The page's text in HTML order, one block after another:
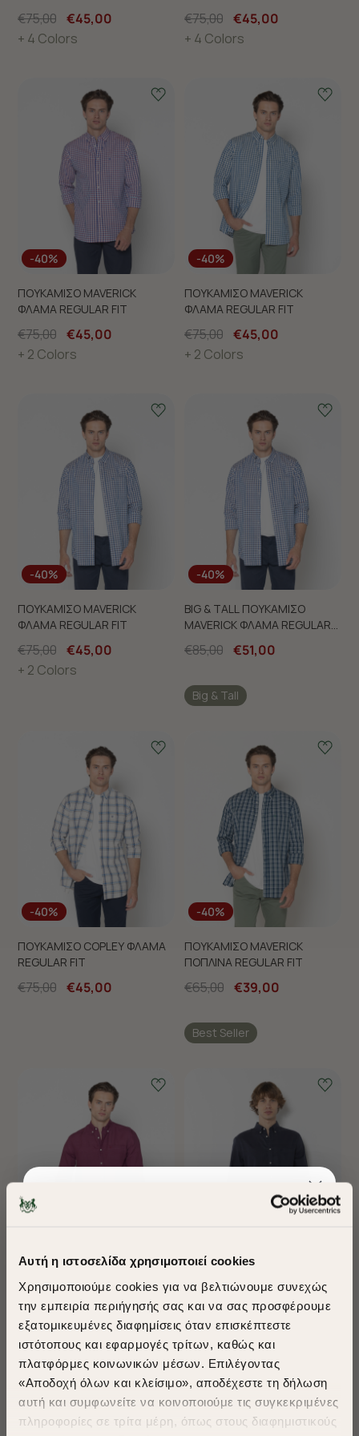
Αυτή η ιστοσελίδα χρησιμοποιεί cookies
Χρησιμοποιούμε cookies για να βελτιώνουμε συνεχώς
την εμπειρία περιήγησής σας και να σας προσφέρουμε
εξατομικευμένες διαφημίσεις όταν επισκέπτεστε
ιστότοπους και εφαρμογές τρίτων, καθώς και
πλατφόρμες κοινωνικών μέσων. Επιλέγοντας
«Αποδοχή όλων και κλείσιμο», αποδέχεστε τη δήλωση
αυτή και συμφωνείτε να κοινοποιούμε τις συγκεκριμένες
πληροφορίες σε τρίτα μέρη, όπως στους διαφημιστικούς
€75,00 €45,00
+ 4 Colors
€75,00 €45,00
+ 4 Colors
-40%
ΠΟΥΚΑΜΙΣΟ MAVERICK
ΦΛΑΜΑ REGULAR FIT
€75,00 €45,00
+ 2 Colors
-40%
ΠΟΥΚΑΜΙΣΟ MAVERICK
ΦΛΑΜΑ REGULAR FIT
€75,00 €45,00
+ 2 Colors
-40%
ΠΟΥΚΑΜΙΣΟ MAVERICK
ΦΛΑΜΑ REGULAR FIT
€75,00 €45,00
+ 2 Colors
-40%
BIG & TALL ΠΟΥΚΑΜΙΣΟ
MAVERICK ΦΛΑΜΑ REGULAR
€85,00 €51,00
Big & Tall
-40%
ΠΟΥΚΑΜΙΣΟ COPLEY ΦΛΑΜΑ
REGULAR FIT
€75,00 €45,00
-40%
ΠΟΥΚΑΜΙΣΟ MAVERICK
ΠΟΠΛΙΝΑ REGULAR FIT
€65,00 €39,00
Best Seller
ΠΟΥΚΑΜΙΣΟ ΛΙΝΟ REGULAR
€100,00 €60,00
+ 10 Colors
BIG & TALL ΠΟΥΚΑΜΙΣΟ ΛΙΝΟ
€110,00 €66,00
+ 2 Colors
Big & Tall
​
A Season of Style
SUMMER SALE